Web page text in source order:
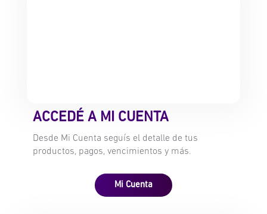
ACCEDÉ A MI CUENTA
Desde Mi Cuenta seguís el detalle de tus
productos, pagos, vencimientos y más.
Mi Cuenta